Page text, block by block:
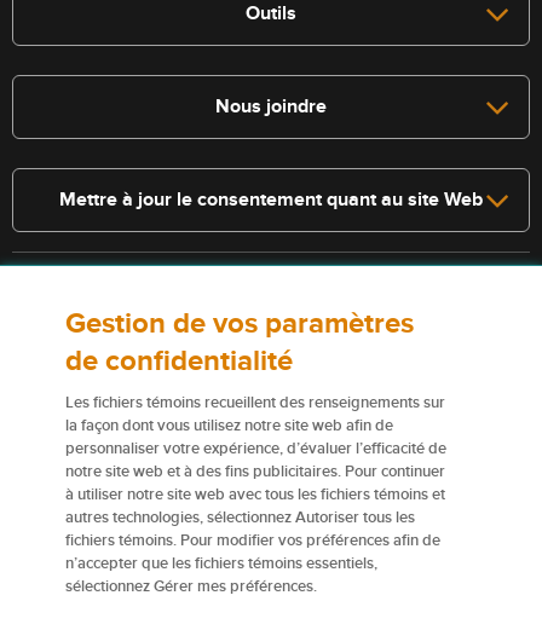
Outils
Nous joindre
Mettre à jour le consentement quant au site Web
s’appliquent. Les services décrits sur le présent site Web ne
constituent pas des polices d’assurance, et certaines polices n’y sont
pas admissibles.
Pour obtenir de plus amples renseignements sur nos services ou nos
assureurs, veuillez consulter lesConditions d’utilisation
Certains éléments de contenu du présent site Web sont des marques
de commerce ou des appellations commerciales de la Corporation
financière Northbridge (ou de ses sociétés affiliées); elles sont
utilisées par nos assureurs avec la permission de la Corporation
financière Northbridge.
Gestion de vos paramètres
de confidentialité
Les fichiers témoins recueillent des renseignements sur
la façon dont vous utilisez notre site web afin de
personnaliser votre expérience, d’évaluer l’efficacité de
notre site web et à des fins publicitaires. Pour continuer
à utiliser notre site web avec tous les fichiers témoins et
autres technologies, sélectionnez Autoriser tous les
fichiers témoins. Pour modifier vos préférences afin de
n’accepter que les fichiers témoins essentiels,
sélectionnez Gérer mes préférences.